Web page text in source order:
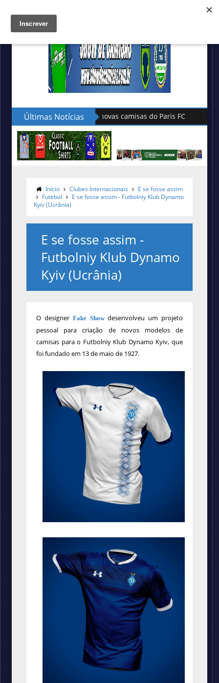
Últimas Notícias Hummel lança as novas camisas
Início Clubes Internacionais
E se fosse assim
Futebol
E se fosse assim - Futbolniy Klub Dynamo
Kyiv (Ucrânia)
E se fosse assim -
Futbolniy Klub Dynamo
Kyiv (Ucrânia)
O designer Fake Show desenvolveu um projeto
pessoal para criação de novos modelos de
camisas para o Futbolniy Klub Dynamo Kyiv, que
foi fundado em 13 de maio de 1927.